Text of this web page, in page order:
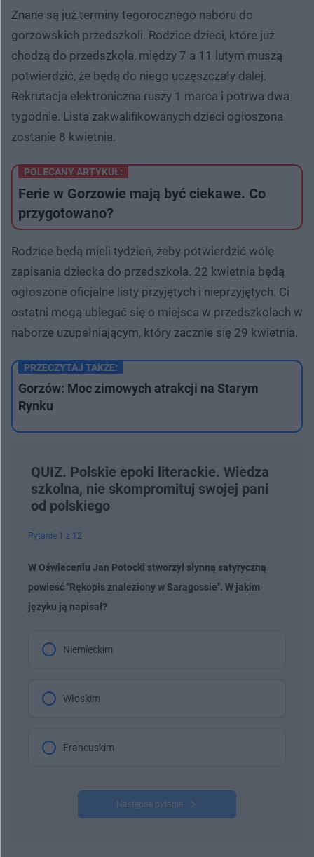
Znane są już terminy tegorocznego naboru do
gorzowskich przedszkoli. Rodzice dzieci, które już
chodzą do przedszkola, między 7 a 11 ​lutym muszą
potwierdzić, że będą do niego uczęszczały dalej.
Rekrutacja elektroniczna ruszy 1 marca i potrwa dwa
tygodnie. Lista zakwalifikowanych dzieci ogłoszona
zostanie 8 kwietnia.
POLECANY ARTYKUŁ:
Ferie w Gorzowie mają być ciekawe. Co
przygotowano?
Rodzice będą mieli tydzień, żeby potwierdzić wolę
zapisania dziecka do przedszkola. 22 kwietnia będą
ogłoszone oficjalne listy przyjętych i nieprzyjętych. Ci
ostatni mogą ubiegać się o miejsca w przedszkolach w
naborze uzupełniającym, który zacznie się 29 kwietnia.
PRZECZYTAJ TAKŻE:
Gorzów: Moc zimowych atrakcji na Starym
Rynku
QUIZ. Polskie epoki literackie. Wiedza
szkolna, nie skompromituj swojej pani
od polskiego
Pytanie 1 z 12
W Oświeceniu Jan Potocki stworzył słynną satyryczną
powieść "Rękopis znaleziony w Saragossie". W jakim
języku ją napisał?
Niemieckim
Włoskim
Francuskim
Następne pytanie